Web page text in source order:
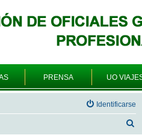
PRENSA UO
Identificarse